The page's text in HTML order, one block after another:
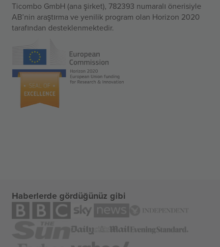
Ticombo GmbH (ana şirket), 782393 numaralı önerisiyle
AB’nin araştırma ve yenilik program olan Horizon 2020
tarafından desteklenmektedir.
Haberlerde gördüğünüz gibi